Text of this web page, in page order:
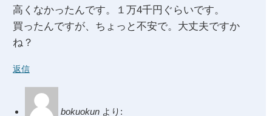
高くなかったんです。１万4千円ぐらいです。
買ったんですが、ちょっと不安で。大丈夫ですか
ね？
返信
bokuokun より: